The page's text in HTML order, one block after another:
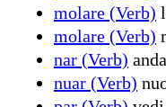
molare (Verb)
molare (Verb)
nar (Verb)
nuar (Verb)